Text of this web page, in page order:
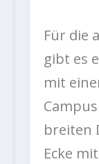
Für die
gibt es
mit
breiten
Ecke